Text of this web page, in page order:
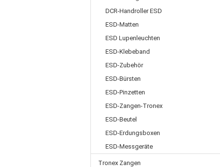
DCR-Handroller ESD
ESD-Matten
ESD Lupenleuchten
ESD-Klebeband
ESD-Zubehör
ESD-Bürsten
ESD-Pinzetten
ESD-Zangen-Tronex
ESD-Beutel
ESD-Erdungsboxen
ESD-Messgeräte
Tronex Zangen